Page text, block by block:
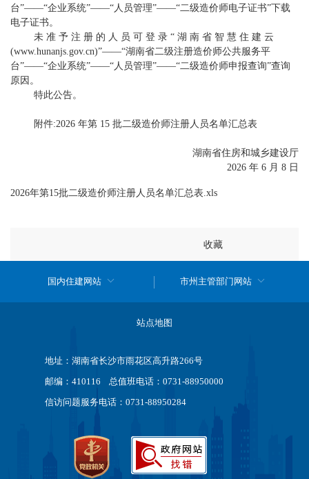
台”——“企业系统”——“人员管理”——“二级造价师电子证书”下载
电子证书。
未 准 予 注 册 的 人 员 可 登 录 “ 湖 南 省 智 慧 住 建 云
(www.hunanjs.gov.cn)”——“湖南省二级注册造价师公共服务平
台”——“企业系统”——“人员管理”——“二级造价师申报查询”查询
原因。
特此公告。
附件:2026 年第 15 批二级造价师注册人员名单汇总表
湖南省住房和城乡建设厅
2026 年 6 月 8 日
2026年第15批二级造价师注册人员名单汇总表.xls
收藏
国内住建网站 市州主管部门网站
站点地图
地址：湖南省长沙市雨花区高升路266号
邮编：410116 总值班电话：0731-88950000
信访问题服务电话：0731-88950284